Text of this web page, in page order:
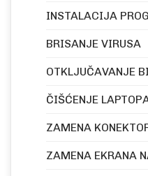
INSTALACIJA
BRISANJE VIRUSA
OTKLJUČAVANJE
ČIŠĆENJE
ZAMENA
ZAMENA EKRANA